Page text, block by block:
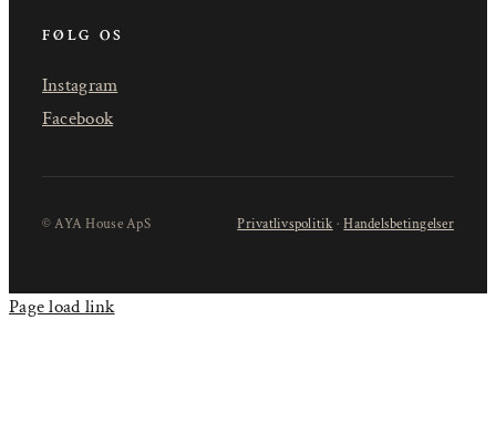
FØLG OS
Instagram
Facebook
© AYA House ApS Privatlivspolitik ·Handelsbetingelser
Page load link